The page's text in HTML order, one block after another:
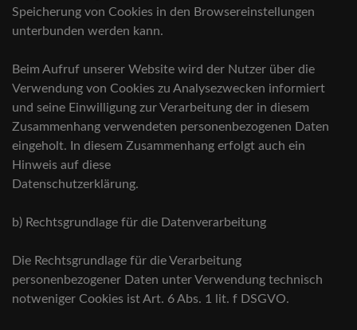
Speicherung von Cookies in den Browsereinstellungen
unterbunden werden kann.
Beim Aufruf unserer Website wird der Nutzer über die
Verwendung von Cookies zu Analysezwecken informiert
und seine Einwilligung zur Verarbeitung der in diesem
Zusammenhang verwendeten personenbezogenen Daten
eingeholt. In diesem Zusammenhang erfolgt auch ein
Hinweis auf diese
Datenschutzerklärung.
b) Rechtsgrundlage für die Datenverarbeitung
Die Rechtsgrundlage für die Verarbeitung
personenbezogener Daten unter Verwendung technisch
notweniger Cookies ist Art. 6 Abs. 1 lit. f DSGVO.